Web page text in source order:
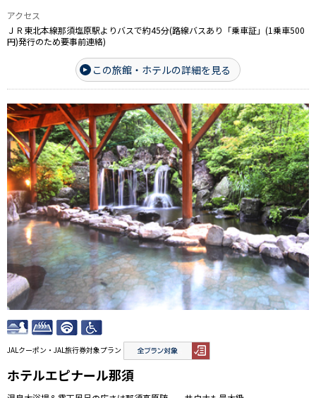
アクセス
ＪＲ東北本線那須塩原駅よりバスで約45分(路線バスあり「乗車証」(1乗車500
円)発行のため要事前連絡)
この旅館・ホテルの詳細を見る
JALクーポン・JAL旅行券対象プラン
ホテルエピナール那須